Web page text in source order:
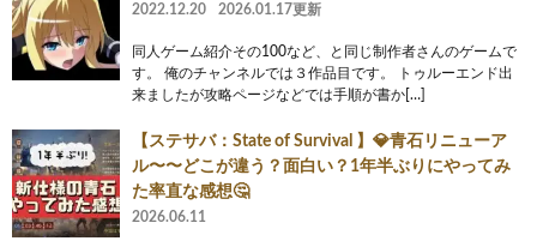
2022.12.20 2026.01.17更新
同人ゲーム紹介その100など、と同じ制作者さんのゲームで
す。 俺のチャンネルでは３作品目です。 トゥルーエンド出
来ましたが攻略ページなどでは手順が書か[…]
【ステサバ：State of Survival 】💎青石リニューア
ル〜〜どこが違う？面白い？1年半ぶりにやってみ
た率直な感想🤔
2026.06.11